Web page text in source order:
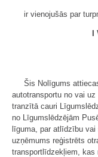
ir vienojušās par
Šis Nolīgums
autotransportu no vai
tranzītā cauri
no Līgumslēdzējām
līguma, par atlīdzību
uzņēmums reģistrēts
transportlīdzekļiem, kas